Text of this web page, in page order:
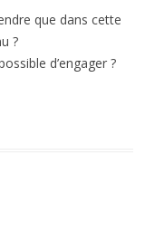
que dans cette
?
d’engager ?